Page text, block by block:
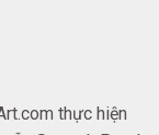
thực hiện